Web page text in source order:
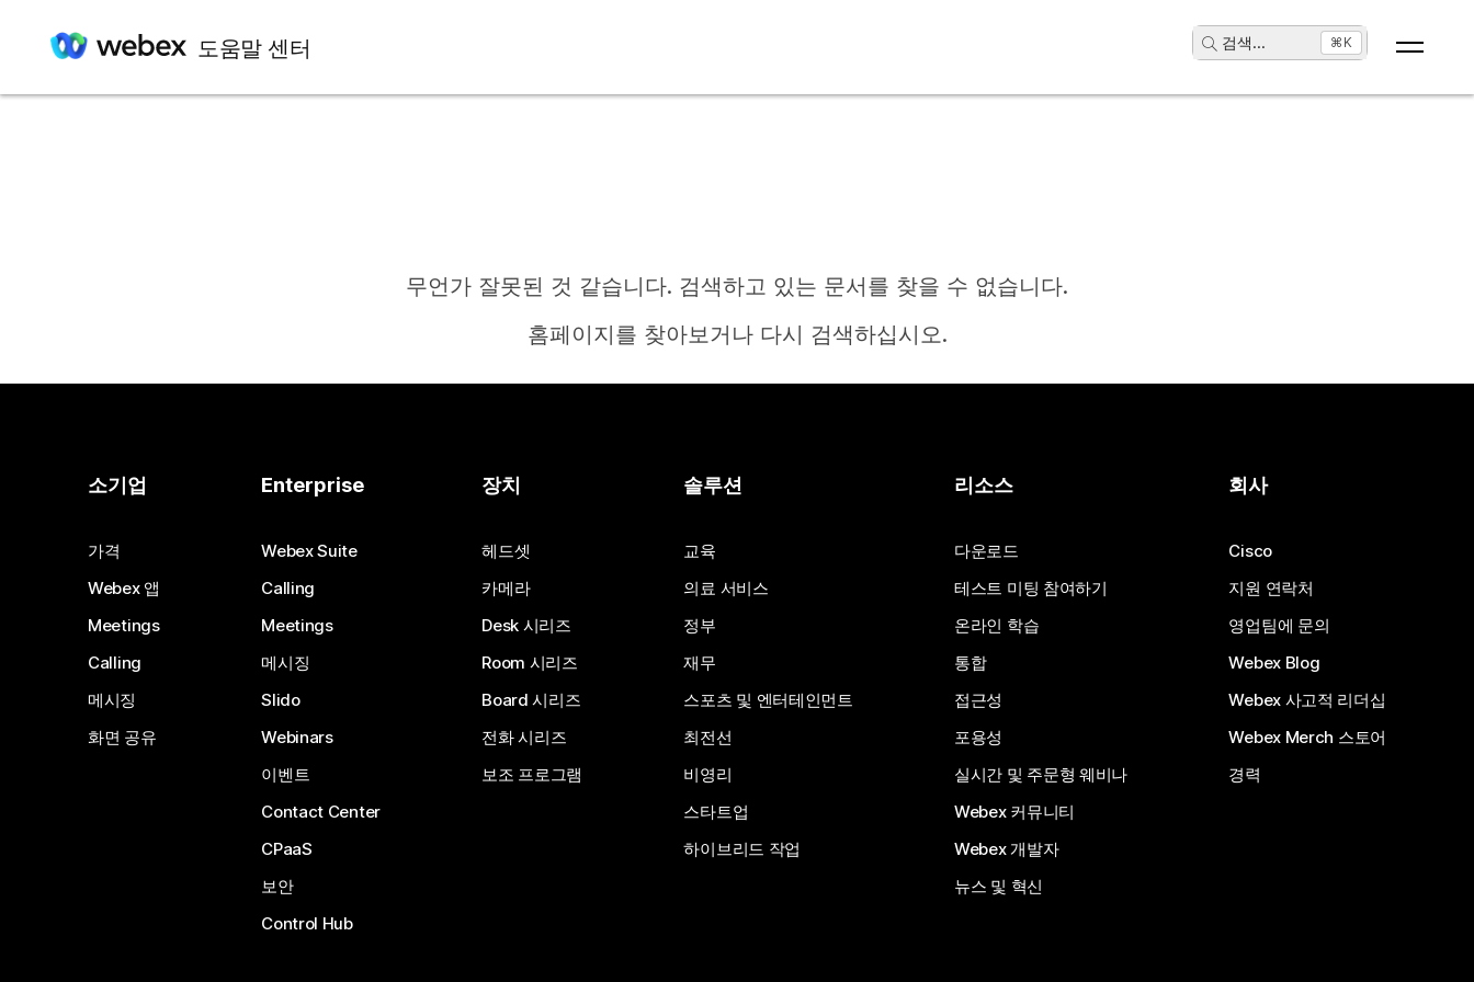
도움말 센터 검색... ⌘K
무언가 잘못된 것 같습니다. 검색하고 있는 문서를 찾을 수 없습니다.
홈페이지를 찾아보거나 다시 검색하십시오.
답변이 필요하십니까?
질문 제출
소기업
가격
Webex 앱
Meetings
Calling
메시징
화면 공유
Enterprise
Webex Suite
Calling
Meetings
메시징
Slido
Webinars
이벤트
Contact Center
CPaaS
보안
Control Hub
장치
헤드셋
카메라
Desk 시리즈
Room 시리즈
Board 시리즈
전화 시리즈
보조 프로그램
솔루션
교육
의료 서비스
정부
재무
스포츠 및 엔터테인먼트
최전선
비영리
스타트업
하이브리드 작업
리소스
다운로드
테스트 미팅 참여하기
온라인 학습
통합
접근성
포용성
실시간 및 주문형 웨비나
Webex 커뮤니티
Webex 개발자
뉴스 및 혁신
회사
Cisco
지원 연락처
영업팀에 문의
Webex Blog
Webex 사고적 리더십
Webex Merch 스토어
경력